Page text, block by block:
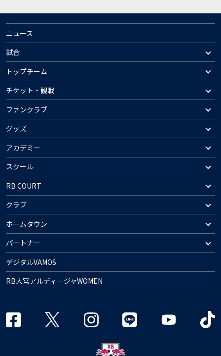
ニュース
試合
トップチーム
チケット・観戦
ファンクラブ
グッズ
アカデミー
スクール
RB COURT
クラブ
ホームタウン
パートナー
デジタルVAMOS
RB大宮アルディージャWOMEN